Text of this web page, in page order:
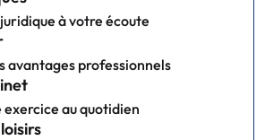
à votre écoute
avantages professionnels
au quotidien